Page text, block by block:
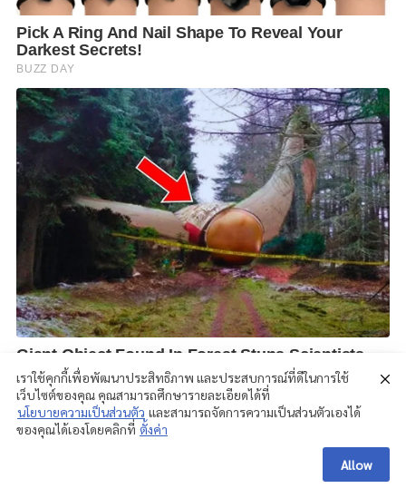
เราใช้คุกกี้เพื่อพัฒนาประสิทธิภาพ และประสบการณ์ที่ดีในการใช้
เว็บไซต์ของคุณ คุณสามารถศึกษารายละเอียดได้ที่
นโยบายความเป็นส่วนตัว และสามารถจัดการความเป็นส่วนตัวเองได้
ของคุณได้เองโดยคลิกที่ ตั้งค่า
Allow